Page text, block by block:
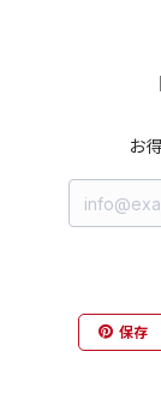
お
保存